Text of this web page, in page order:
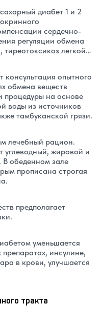
диабет 1 и 2
сердечно-
регуляции обмена
тиреотоксикоз легкой
консультация опытного
обмена веществ
процедуры на основе
воды из источников
тамбуканской грязи.
лечебный рацион.
углеводный, жировой и
обеденном зале
прописана строгая
предполагает
уменьшается
инсулине,
в крови, улучшается
тракта